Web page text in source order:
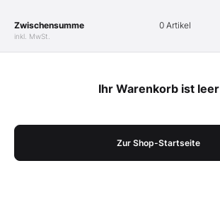
Zwischensumme
inkl. MwSt.
0 Artikel
Ihr Warenkorb ist leer
Zur Shop-Startseite